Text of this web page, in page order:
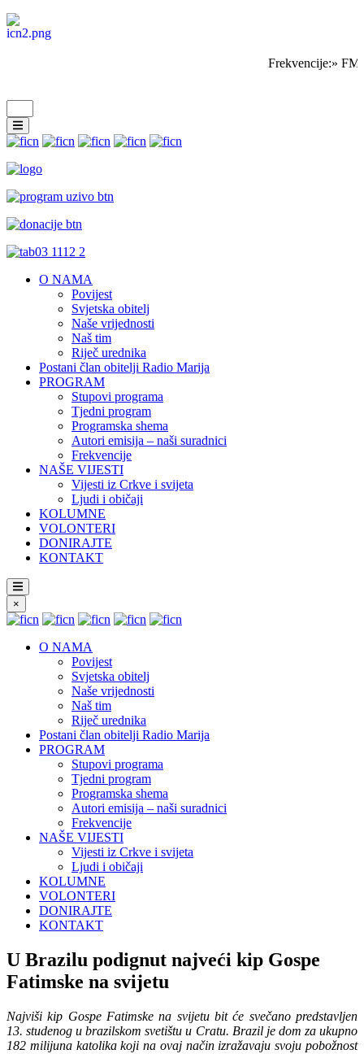
Frekvencije:»
O NAMA
Povijest
Svjetska obitelj
Naše vrijednosti
Naš tim
Riječ urednika
Postani član obitelji Radio Marija
PROGRAM
Stupovi programa
Tjedni program
Programska shema
Autori emisija – naši suradnici
Frekvencije
NAŠE VIJESTI
Vijesti iz Crkve i svijeta
Ljudi i običaji
KOLUMNE
VOLONTERI
DONIRAJTE
KONTAKT
×
O NAMA
Povijest
Svjetska obitelj
Naše vrijednosti
Naš tim
Riječ urednika
Postani član obitelji Radio Marija
PROGRAM
Stupovi programa
Tjedni program
Programska shema
Autori emisija – naši suradnici
Frekvencije
NAŠE VIJESTI
Vijesti iz Crkve i svijeta
Ljudi i običaji
KOLUMNE
VOLONTERI
DONIRAJTE
KONTAKT
U Brazilu podignut najveći kip Gospe
Fatimske na svijetu
Najviši kip Gospe Fatimske na svijetu bit će svečano predstavljen
13. studenog u brazilskom svetištu u Cratu. Brazil je dom za ukupno
182 milijuna katolika koji na ovaj način izražavaju svoju pobožnost